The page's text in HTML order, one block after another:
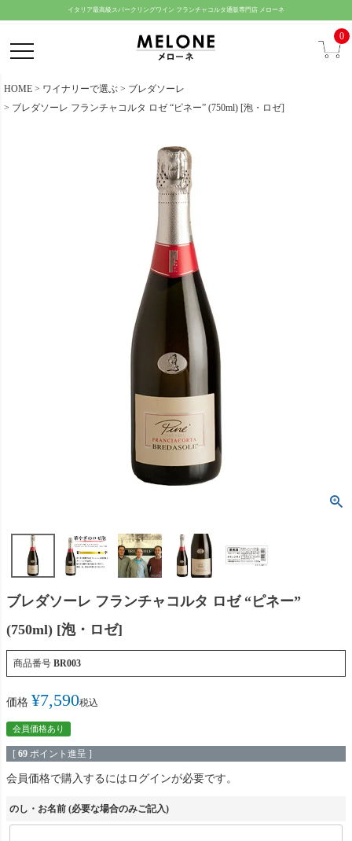
イタリア最高級スパークリングワイン フランチャコルタ通販専門店 メローネ
0
HOME ワイナリーで選ぶ
ブレダソーレ
ブレダソーレ フランチャコルタ ロゼ “ピネー” (750ml) [泡・ロゼ]
ブレダソーレ フランチャコルタ ロゼ “ピネー”
(750ml) [泡・ロゼ]
商品番号 BR003
価格 ¥7,590税込
会員価格あり
[ 69 ポイント進呈 ]
会員価格で購入するにはログインが必要です。
のし・お名前 (必要な場合のみご記入)
ジト
ップ